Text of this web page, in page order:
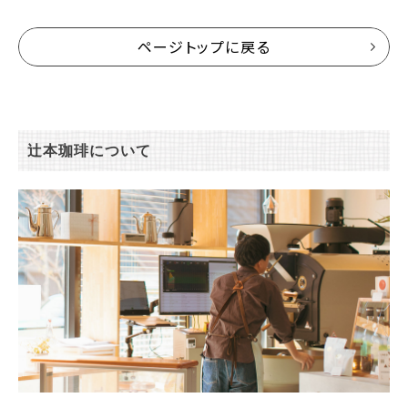
ページトップに戻る
辻本珈琲について